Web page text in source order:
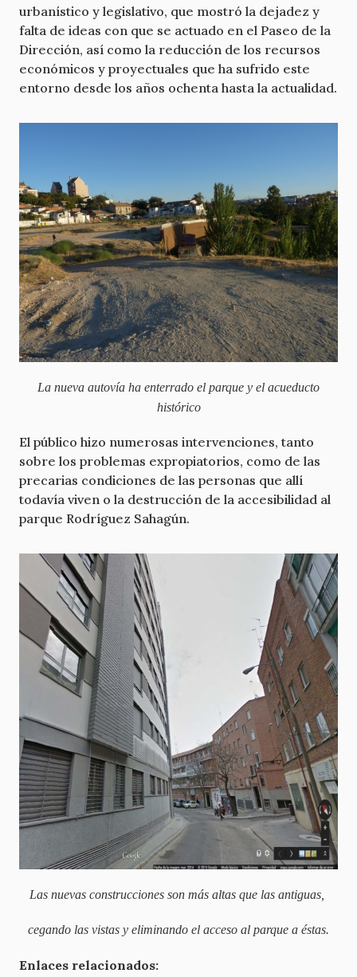
urbanístico y legislativo, que mostró la dejadez y
falta de ideas con que se actuado en el Paseo de la
Dirección, así como la reducción de los recursos
económicos y proyectuales que ha sufrido este
entorno desde los años ochenta hasta la actualidad.
La nueva autovía ha enterrado el parque y el acueducto
histórico
El público hizo numerosas intervenciones, tanto
sobre los problemas expropiatorios, como de las
precarias condiciones de las personas que allí
todavía viven o la destrucción de la accesibilidad al
parque Rodríguez Sahagún.
Las nuevas construcciones son más altas que las antiguas,
cegando las vistas y eliminando el acceso al parque a éstas.
Enlaces relacionados: